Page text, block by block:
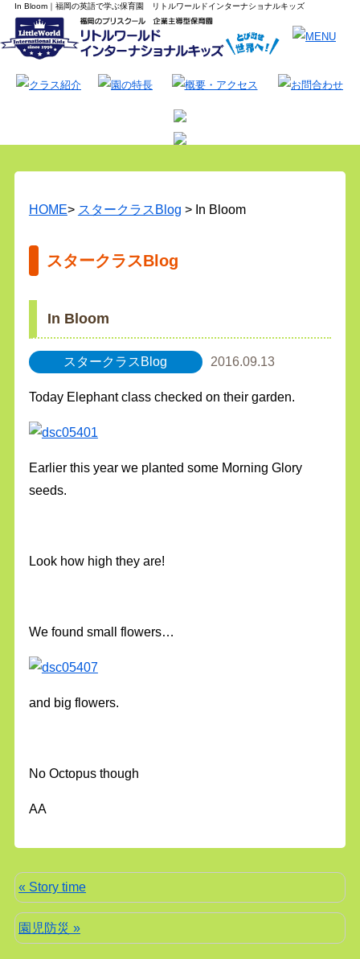
In Bloom｜福岡の英語で学ぶ保育園 リトルワールドインターナショナルキッズ
HOME> スタークラスBlog > In Bloom
スタークラスBlog
In Bloom
スタークラスBlog 2016.09.13
Today Elephant class checked on their garden.
Earlier this year we planted some Morning Glory
seeds.
Look how high they are!
We found small flowers…
and big flowers.
No Octopus though
AA
« Story time
園児防災 »